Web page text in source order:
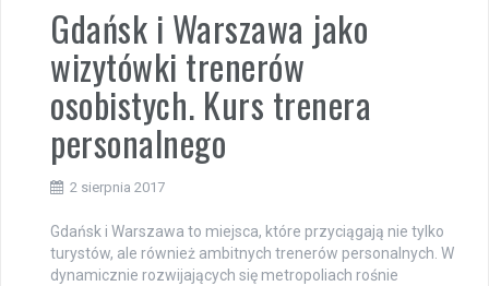
Gdańsk i Warszawa jako
wizytówki trenerów
osobistych. Kurs trenera
personalnego
2 sierpnia 2017
Gdańsk i Warszawa to miejsca, które przyciągają nie tylko
turystów, ale również ambitnych trenerów personalnych. W
dynamicznie rozwijających się metropoliach rośnie